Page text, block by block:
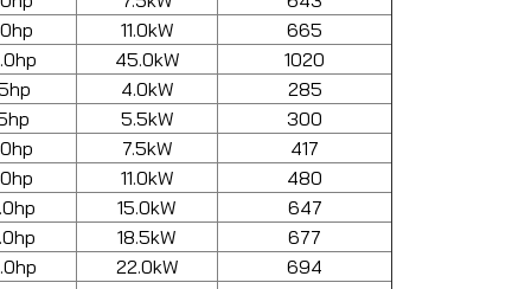
11.0kW
665
45.0kW
1020
4.0kW
285
5.5kW
300
7.5kW
417
11.0kW
480
15.0kW
647
18.5kW
677
22.0kW
694